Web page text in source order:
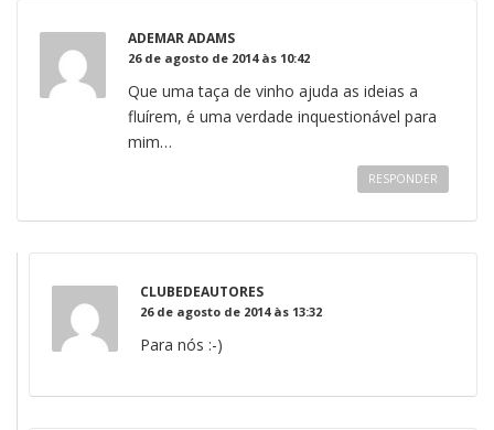
ADEMAR ADAMS
26 de agosto de 2014 às 10:42
Que uma taça de vinho ajuda as ideias a
fluírem, é uma verdade inquestionável para
mim…
RESPONDER
CLUBEDEAUTORES
26 de agosto de 2014 às 13:32
Para nós :-)